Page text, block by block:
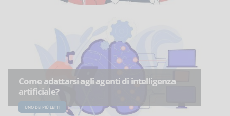
Come adattarsi agli agenti di intelligenza
artificiale?
UNO DEI PIÙ LETTI